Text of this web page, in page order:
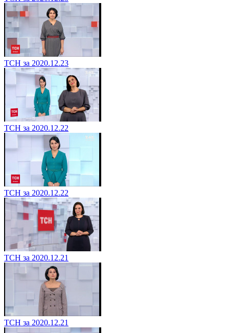
ТСН за 2020.12.23
ТСН за 2020.12.22
ТСН за 2020.12.22
ТСН за 2020.12.21
ТСН за 2020.12.21